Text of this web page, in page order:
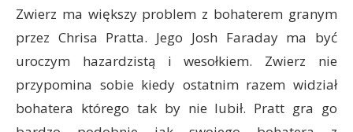
Zwierz ma większy problem z bohaterem granym
przez Chrisa Pratta. Jego Josh Faraday ma być
uroczym hazardzistą i wesołkiem. Zwierz nie
przypomina sobie kiedy ostatnim razem widział
bohatera którego tak by nie lubił. Pratt gra go